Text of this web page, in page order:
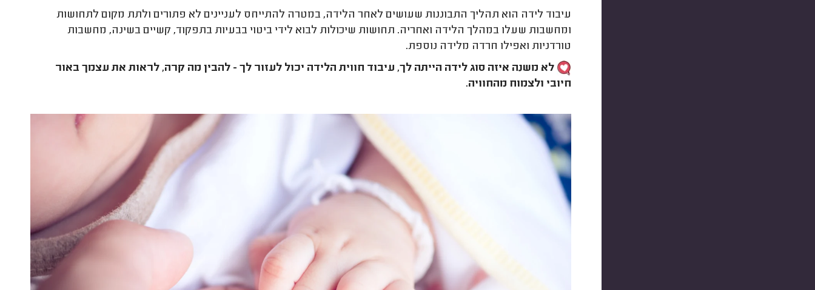
עיבוד לידה הוא תהליך התבוננות שעושים לאחר הלידה, במטרה להתייחס לעניינים לא פתורים ולתת מקום לתחושות
ומחשבות שעלו במהלך הלידה ואחריה. תחושות שיכולות לבוא לידי ביטוי בבעיות בתפקוד, קשיים בשינה, מחשבות
טורדניות ואפילו חרדה מלידה נוספת.
לא משנה איזה סוג לידה הייתה לך, עיבוד חווית הלידה יכול לעזור לך - להבין מה קרה, לראות את עצמך באור
חיובי ולצמוח מהחוויה.